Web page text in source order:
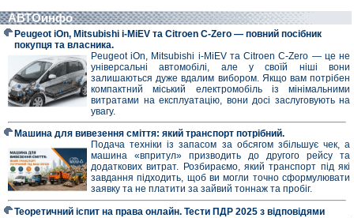
АВТОинфо
Peugeot iOn, Mitsubishi i-MiEV та Citroen C-Zero — повний посібник
покупця та власника.
Peugeot iOn, Mitsubishi i-MiEV та Citroen C-Zero — це не
універсальні автомобілі, але у своїй ніші вони
залишаються дуже вдалим вибором. Якщо вам потрібен
компактний міський електромобіль із мінімальними
витратами на експлуатацію, вони досі заслуговують на
увагу.
Машина для вивезення сміття: який транспорт потрібний.
Подача техніки із запасом за обсягом збільшує чек, а
машина «впритул» призводить до другого рейсу та
додаткових витрат. Розбираємо, який транспорт під які
завдання підходить, щоб ви могли точно сформулювати
заявку та не платити за зайвий тоннаж та пробіг.
Теоретичний іспит на права онлайн. Тести ПДР 2025 з відповідями